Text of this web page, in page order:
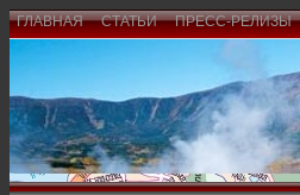
ГЛАВНАЯ СТАТЬИ ПРЕСС-РЕЛИЗЫ